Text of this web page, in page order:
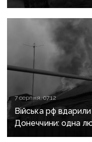
після загибелі
7 серпня, 07:12
Війська рф
Донеччини: одна
поранені